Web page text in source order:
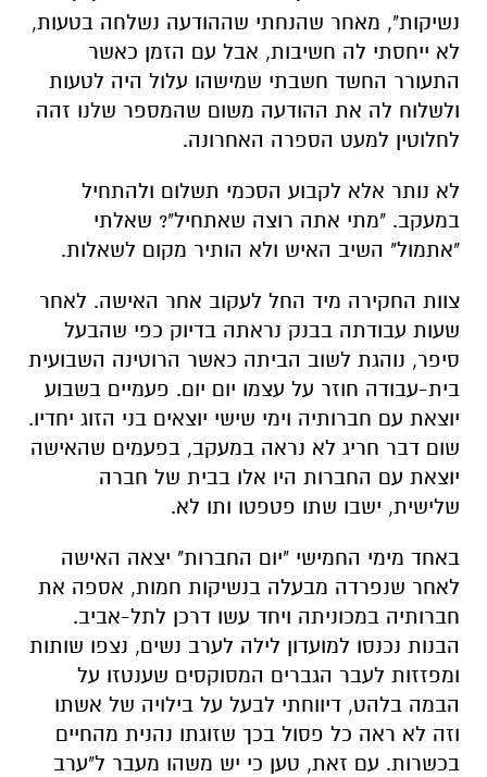
נשיקות", מאחר שהנחתי שההודעה נשלחה בטעות,
לא ייחסתי לה חשיבות, אבל עם הזמן כאשר
התעורר החשד חשבתי שמישהו עלול היה לטעות
ולשלוח לה את ההודעה משום שהמספר שלנו זהה
לחלוטין למעט הספרה האחרונה.
לא נותר אלא לקבוע הסכמי תשלום ולהתחיל
במעקב. "מתי אתה רוצה שאתחיל"? שאלתי
"אתמול" השיב האיש ולא הותיר מקום לשאלות.
צוות החקירה מיד החל לעקוב אחר האישה. לאחר
שעות עבודתה בבנק נראתה בדיוק כפי שהבעל
סיפר, נוהגת לשוב הביתה כאשר הרוטינה השבועית
בית-עבודה חוזר על עצמו יום יום. פעמיים בשבוע
יוצאת עם חברותיה וימי שישי יוצאים בני הזוג יחדיו.
שום דבר חריג לא נראה במעקב, בפעמים שהאישה
יוצאת עם החברות היו אלו בבית של חברה
שלישית, ישבו שתו פטפטו ותו לא.
באחד מימי החמישי "יום החברות" יצאה האישה
לאחר שנפרדה מבעלה בנשיקות חמות, אספה את
חברותיה במכוניתה ויחד עשו דרכן לתל-אביב.
הבנות נכנסו למועדון לילה לערב נשים, נצפו שותות
ומפזזות לעבר הגברים המסוקסים שענטזו על
הבמה בלהט, דיווחתי לבעל על בילויה של אשתו
וזה לא ראה כל פסול בכך שזוגתו נהנית מהחיים
בכשרות. עם זאת, טען כי יש משהו מעבר ל"ערב